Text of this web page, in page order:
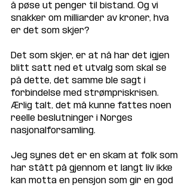
å pøse ut penger til bistand. Og vi
snakker om milliarder av kroner, hva
er det som skjer?
Det som skjer, er at nå har det igjen
blitt satt ned et utvalg som skal se
på dette, det samme ble sagt i
forbindelse med strømpriskrisen.
Ærlig talt, det må kunne fattes noen
reelle beslutninger i Norges
nasjonalforsamling.
Jeg synes det er en skam at folk som
har stått på gjennom et langt liv ikke
kan motta en pensjon som gir en god